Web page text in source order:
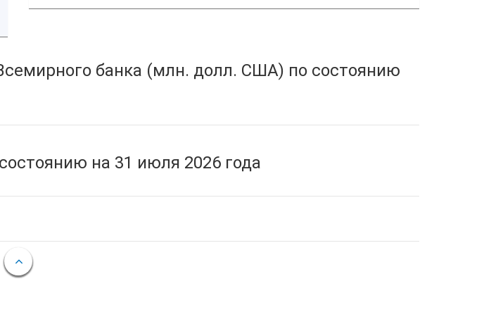
банка (млн. долл. США) по состоянию
на 31 июля 2026 года